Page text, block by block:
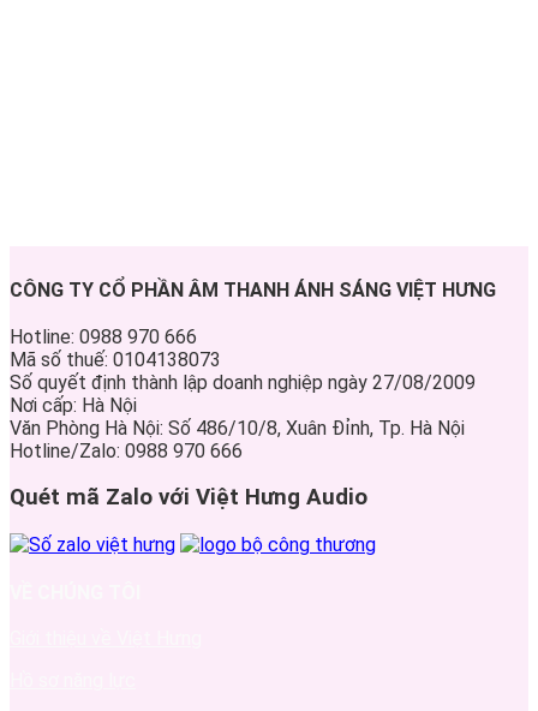
CÔNG TY CỔ PHẦN ÂM THANH ÁNH SÁNG VIỆT HƯNG
Hotline: 0988 970 666
Mã số thuế: 0104138073
Số quyết định thành lập doanh nghiệp ngày 27/08/2009
Nơi cấp: Hà Nội
Văn Phòng Hà Nội: Số 486/10/8, Xuân Đỉnh, Tp. Hà Nội
Hotline/Zalo: 0988 970 666
Quét mã Zalo với Việt Hưng Audio